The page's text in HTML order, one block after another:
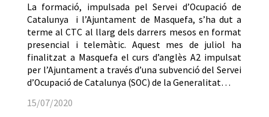
La formació, impulsada pel Servei d’Ocupació de
Catalunya i l’Ajuntament de Masquefa, s’ha dut a
terme al CTC al llarg dels darrers mesos en format
presencial i telemàtic. Aquest mes de juliol ha
finalitzat a Masquefa el curs d’anglès A2 impulsat
per l’Ajuntament a través d’una subvenció del Servei
d’Ocupació de Catalunya (SOC) de la Generalitat…
15/07/2020